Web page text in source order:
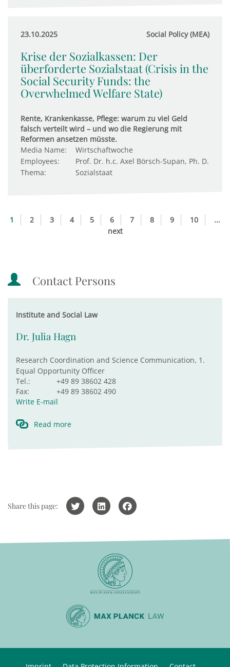
23.10.2025 Social Policy (MEA)
Krise der Sozialkassen: Der
überforderte Sozialstaat (Crisis in the
Social Security Funds: the
Overwhelmed Welfare State)
Rente, Krankenkasse, Pflege: warum zu viel Geld
falsch verteilt wird – und wo die Regierung mit
Reformen ansetzen müsste.
Media Name:
Wirtschaftwoche
Employees:
Prof. Dr. h.c. Axel Börsch-Supan, Ph. D.
Thema:
Sozialstaat
1 2 3 4 5 6 7 8 9 10
...
next
Contact Persons
Institute and Social Law
Dr. Julia Hagn
Research Coordination and Science Communication, 1.
Equal Opportunity Officer
Tel.:
+49 89 38602 428
Fax:
+49 89 38602 490
Write E-mail
Read more
Share this page: